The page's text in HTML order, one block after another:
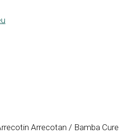
Arrecotan / Bamba Cure